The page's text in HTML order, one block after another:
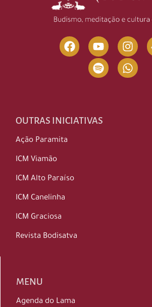
OUTRAS INICIATIVAS
Ação Paramita
ICM Viamão
ICM Alto Paraíso
ICM Canelinha
ICM Graciosa
Revista Bodisatva
MENU
Agenda do Lama